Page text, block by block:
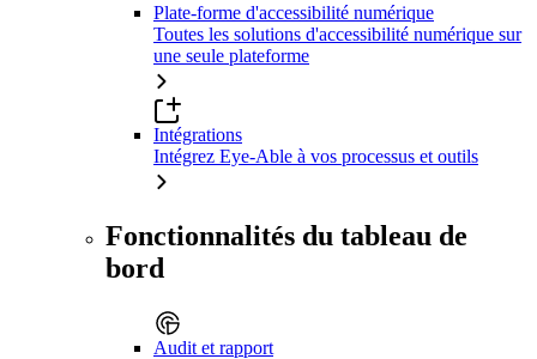
Plate-forme d'accessibilité numérique
Toutes les solutions d'accessibilité numérique sur
une seule plateforme
Intégrations
Intégrez Eye-Able à vos processus et outils
Fonctionnalités du tableau de
bord
Audit et rapport